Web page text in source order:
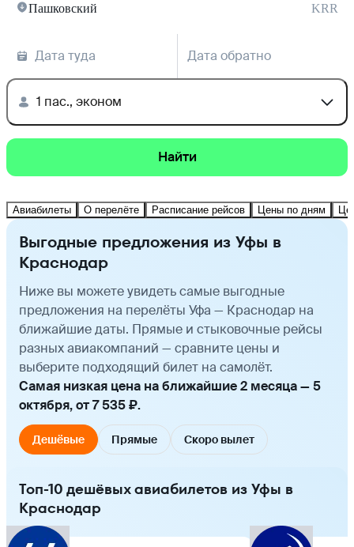
Пашковский KRR
Дата туда Дата обратно
1 пас., эконом
Найти
Авиабилеты О перелёте Расписание рейсов Цены по дням
Выгодные предложения из Уфы в
Краснодар
Ниже вы можете увидеть самые выгодные
предложения на перелёты Уфа — Краснодар на
ближайшие даты. Прямые и стыковочные рейсы
разных авиакомпаний — сравните цены и
выберите подходящий билет на самолёт.
Самая низкая цена на ближайшие 2 месяца — 5
октября, от 7 535 ₽.
Дешёвые Прямые Скоро вылет
Топ-10 дешёвых авиабилетов из Уфы в
Краснодар